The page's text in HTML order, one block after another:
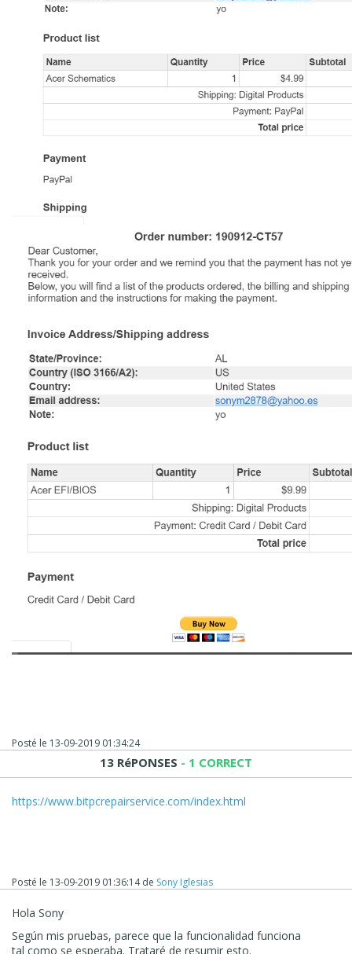
Posté le 13-09-2019 01:34:24
13 RéPONSES - 1 CORRECT
https://www.bitpcrepairservice.com/index.html
Posté le 13-09-2019 01:36:14de Sony Iglesias
Hola Sony
Según mis pruebas, parece que la funcionalidad funciona
tal como se esperaba. Trataré de resumir esto.